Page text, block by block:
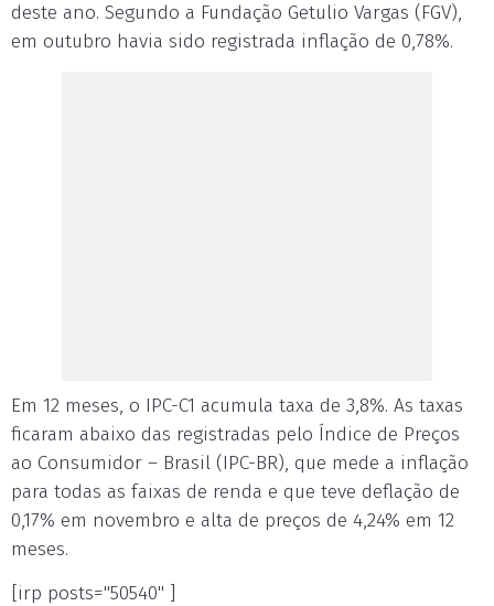
deste ano. Segundo a Fundação Getulio Vargas (FGV),
em outubro havia sido registrada inflação de 0,78%.
Em 12 meses, o IPC-C1 acumula taxa de 3,8%. As taxas
ficaram abaixo das registradas pelo Índice de Preços
ao Consumidor – Brasil (IPC-BR), que mede a inflação
para todas as faixas de renda e que teve deflação de
0,17% em novembro e alta de preços de 4,24% em 12
meses.
[irp posts="50540" ]